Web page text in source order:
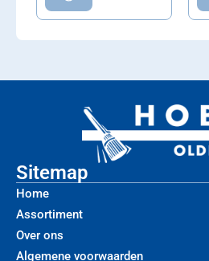
Sitemap
Home
Assortiment
Over ons
Algemene voorwaarden